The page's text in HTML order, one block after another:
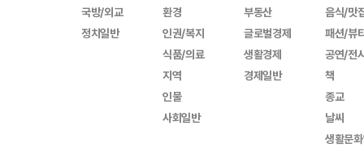
국방/외교
정치일반
환경
인권/복지
식품/의료
지역
인물
사회일반
부동산
글로벌경제
생활경제
경제일반
음식/맛
패션/뷰
공연/전
책
종교
날씨
생활문